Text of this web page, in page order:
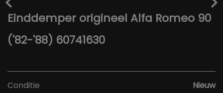
Einddemper origineel Alfa Romeo 90
('82-'88) 60741630
Conditie
Nieuw